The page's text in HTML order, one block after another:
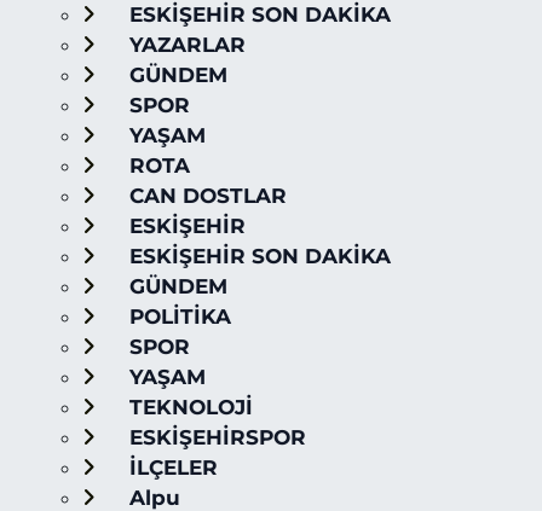
ESKİŞEHİR SON DAKİKA
YAZARLAR
GÜNDEM
SPOR
YAŞAM
ROTA
CAN DOSTLAR
ESKİŞEHİR
ESKİŞEHİR SON DAKİKA
GÜNDEM
POLİTİKA
SPOR
YAŞAM
TEKNOLOJİ
ESKİŞEHİRSPOR
İLÇELER
Alpu